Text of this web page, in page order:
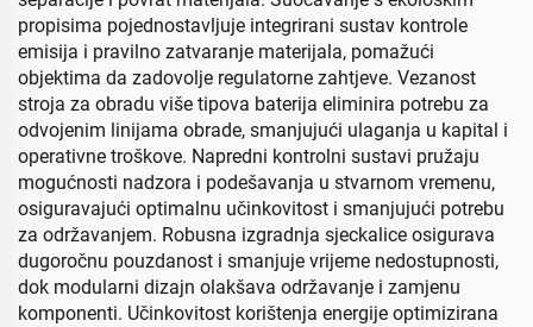
propisima pojednostavljuje integrirani sustav kontrole
emisija i pravilno zatvaranje materijala, pomažući
objektima da zadovolje regulatorne zahtjeve. Vezanost
stroja za obradu više tipova baterija eliminira potrebu za
odvojenim linijama obrade, smanjujući ulaganja u kapital i
operativne troškove. Napredni kontrolni sustavi pružaju
mogućnosti nadzora i podešavanja u stvarnom vremenu,
osiguravajući optimalnu učinkovitost i smanjujući potrebu
za održavanjem. Robusna izgradnja sjeckalice osigurava
dugoročnu pouzdanost i smanjuje vrijeme nedostupnosti,
dok modularni dizajn olakšava održavanje i zamjenu
komponenti. Učinkovitost korištenja energije optimizirana